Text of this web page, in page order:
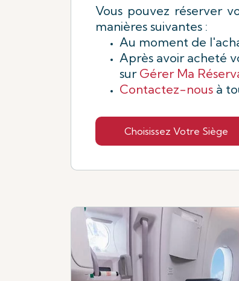
Vous pouvez réserver
manières suivantes :
Au moment de
Après avoir acheté
sur Gérer Ma
Contactez-nous à
Choisissez Votre Siège